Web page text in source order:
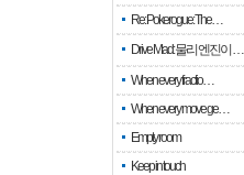
Re: Pokerogue: The…
Drive Mad: 물리 엔진이 …
When every fractio…
When every move ge…
Empty room
Keep in touch